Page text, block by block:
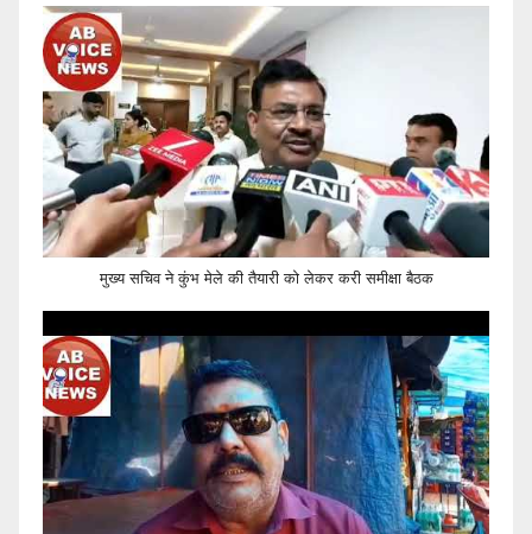
मुख्य सचिव ने कुंभ मेले की तैयारी को लेकर करी समीक्षा बैठक